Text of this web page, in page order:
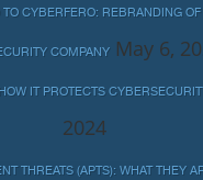
CYBERFERO: REBRANDING
COMPANY May 6,
IT PROTECTS
2024
THREATS (APTS): WHAT THEY